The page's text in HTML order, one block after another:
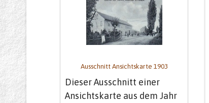
Ausschnitt Ansichtskarte 1903
Dieser Ausschnitt einer
Ansichtskarte aus dem Jahr